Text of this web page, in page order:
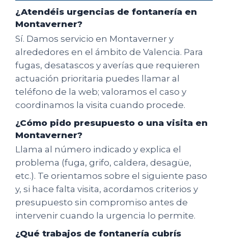
¿Atendéis urgencias de fontanería en
Montaverner?
Sí. Damos servicio en Montaverner y
alrededores en el ámbito de Valencia. Para
fugas, desatascos y averías que requieren
actuación prioritaria puedes llamar al
teléfono de la web; valoramos el caso y
coordinamos la visita cuando procede.
¿Cómo pido presupuesto o una visita en
Montaverner?
Llama al número indicado y explica el
problema (fuga, grifo, caldera, desagüe,
etc.). Te orientamos sobre el siguiente paso
y, si hace falta visita, acordamos criterios y
presupuesto sin compromiso antes de
intervenir cuando la urgencia lo permite.
¿Qué trabajos de fontanería cubrís